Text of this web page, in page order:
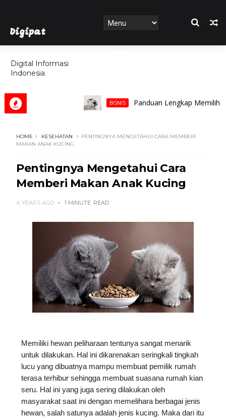
Digipat
Digital Informasi
Indonesia
FEATURES
BISNIS Panduan Lengkap Memilih
HOME KESEHATAN
PENTINGNYA MENGETAHUI CARA MEMBERI
MAKAN ANAK KUCING
Pentingnya Mengetahui Cara
Memberi Makan Anak Kucing
4 YEARS AGO 1 MINUTE READ
Memiliki hewan peliharaan tentunya sangat menarik
untuk dilakukan. Hal ini dikarenakan seringkali tingkah
lucu yang dibuatnya mampu membuat pemilik rumah
terasa terhibur sehingga membuat suasana rumah kian
seru. Hal ini yang juga sering dilakukan oleh
masyarakat saat ini dengan memelihara berbagai jenis
hewan, salah satunya adalah jenis kucing. Maka dari itu